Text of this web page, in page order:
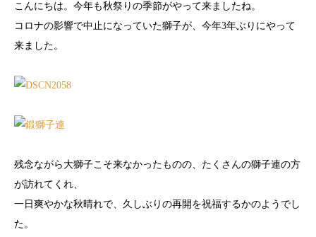
こんにちは。今年も秋祭りの季節がやって来ましたね。
コロナの影響で中止になっていた獅子が、今年3年ぶりにやって
来ました。
残念ながら大獅子こそ来なかったものの、たくさんの獅子連の方
が訪れてくれ、
一日爽やかな秋晴れで、久しぶりの再開を祝福するかのようでし
た。